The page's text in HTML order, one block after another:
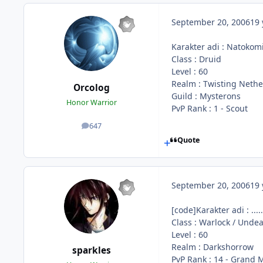
Orcolog
Honor Warrior
647
posts
September 20, 200619
Karakter adi : Natokomi
Class : Druid
Level : 60
Realm : Twisting
Guild : Mysterons
PvP Rank : 1 - Scout
Quote
sparkles
September 20, 200619
[code]Karakter adi :
Class : Warlock /
Level : 60
Realm : Darkshorrow
PvP Rank : 14 - Grand